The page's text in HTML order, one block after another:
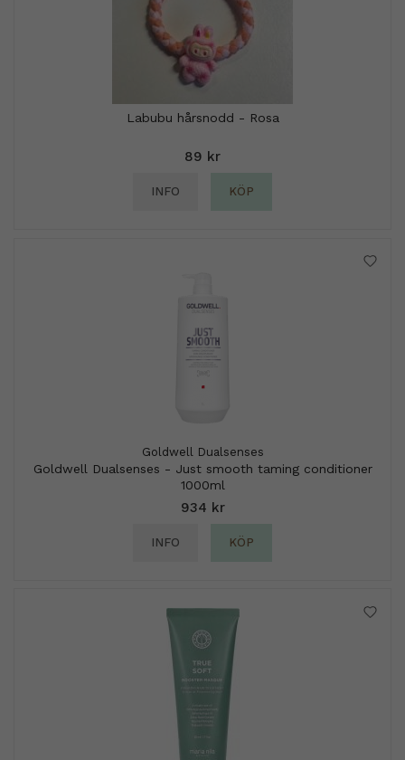
Labubu hårsnodd - Rosa
89 kr
INFO KÖP
Goldwell Dualsenses
Goldwell Dualsenses - Just smooth taming conditioner
1000ml
934 kr
INFO KÖP